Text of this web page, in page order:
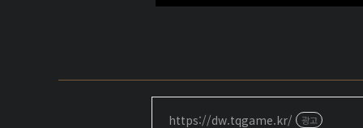
https://dw.tqgame.kr/ 광고